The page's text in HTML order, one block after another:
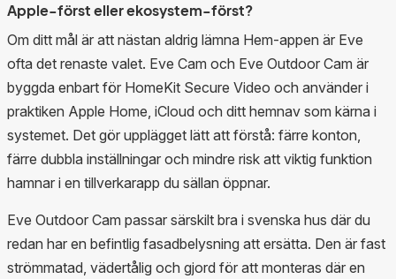
Apple-först eller ekosystem-först?
Om ditt mål är att nästan aldrig lämna Hem-appen är Eve
ofta det renaste valet. Eve Cam och Eve Outdoor Cam är
byggda enbart för HomeKit Secure Video och använder i
praktiken Apple Home, iCloud och ditt hemnav som kärna i
systemet. Det gör upplägget lätt att förstå: färre konton,
färre dubbla inställningar och mindre risk att viktig funktion
hamnar i en tillverkarapp du sällan öppnar.
Eve Outdoor Cam passar särskilt bra i svenska hus där du
redan har en befintlig fasadbelysning att ersätta. Den är fast
strömmatad, vädertålig och gjord för att monteras där en